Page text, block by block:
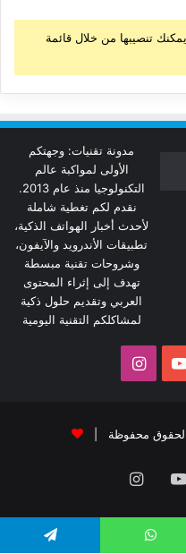
تنصيبها من خلال قائمة
مدونة تقنيات: وجهتكم
الأولى لمواكبة عالم
التكنولوجيا منذ عام 2013.
نقدم لكم تغطية شاملة
لأحدث أخبار الهواتف الذكية،
تطبيقات الأندرويد والآيفون،
وشروحات تقنية مبسطة
تهدف إلى إثراء المحتوى
العربي وتقديم حلول ذكية
لمشاكلكم التقنية اليومية
‫YouTubeانستقرام
‫YouTubeانستقرام